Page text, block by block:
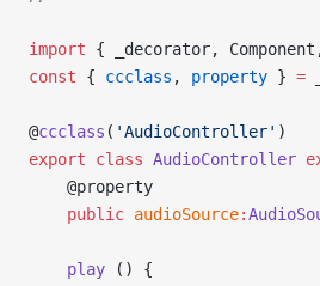
import { _decorator,
const { ccclass , property } =
@ccclass ( 'AudioController' )
export class AudioController
    @property
    public
audioSource:
    play
() {